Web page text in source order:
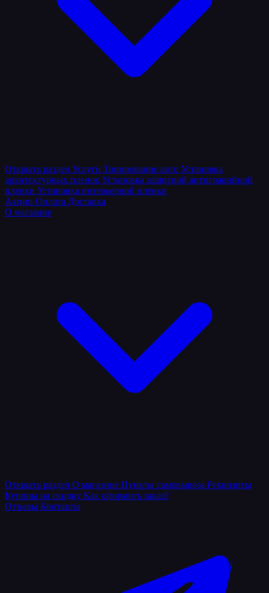
Открыть раздел Услуги Тонирование авто Установка
архитектурных пленок Установка защитной антигравийной
пленки Установка интерьерной пленки
Акции Оплата Доставка
О магазине
Открыть раздел О магазине Пункты самовывоза Реквизиты
Купоны на скидку Как оформить заказ?
Отзывы Контакты